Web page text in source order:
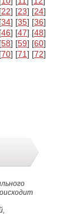
22] [23] [24]
34] [35] [36]
46] [47] [48]
58] [59] [60]
70] [71] [72]